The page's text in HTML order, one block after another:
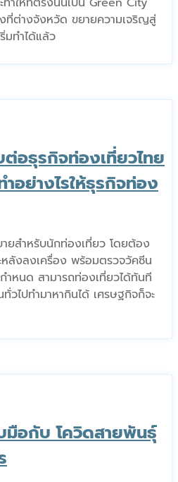
ที่ต่างจังหวัด ขยายความเจริญสู่
ทำได้แล้ว
อธุรกิจท่องเที่ยวไทย
อย่างไรให้ธุรกิจท่อง
ยสำหรับนักท่องเที่ยว โดยต้อง
ลังลงเครื่อง พร้อมตรวจวัคซีน
หนด สามารถท่องเที่ยวได้ทันที
วไปทำมาหากินได้ เศรษฐกิจก็จะ
มือกับ โควิดสายพันธุ์